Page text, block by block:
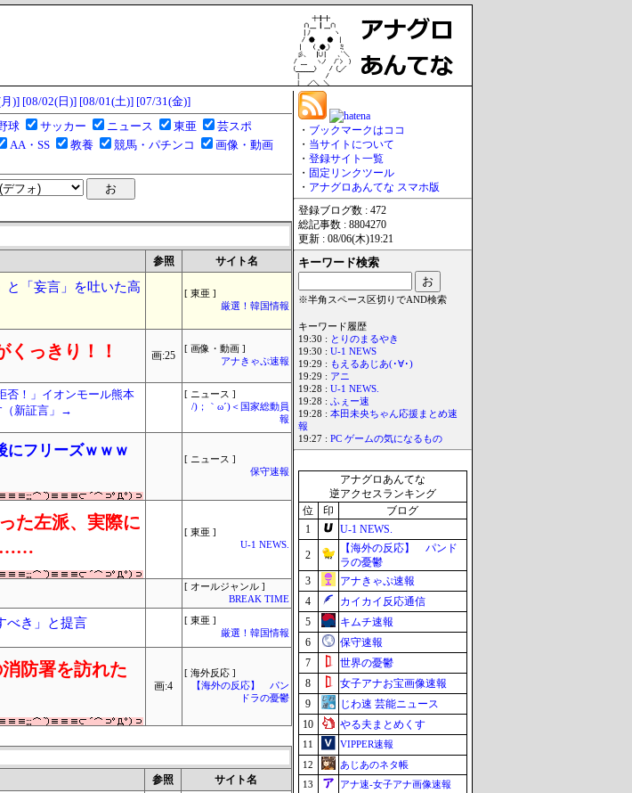
)] [08/02(日)] [08/01(土)] [07/31(金)]
球 サッカー ニュース 東亜
芸スポ
AA・SS 教養 競馬・パチンコ
画像・動画
参照 サイト名
と「妄言」を吐いた高
[ 東亜 ]
厳選！韓国情報
っきり！！ 画:25
[ 画像・動画 ]
アナきゃぷ速報
否！」イオンモール熊本
（新証言」→
[ ニュース ]
/)；｀ω´)＜国家総動員
報
にフリーズｗｗｗ
[ ニュース ]
保守速報
た左派、実際に
……
[ 東亜 ]
U-1 NEWS.
[ オールジャンル ]
BREAK TIME
べき」と提言
[ 東亜 ]
厳選！韓国情報
防署を訪れた
画:4
[ 海外反応 ]
【海外の反応】 パン
ドラの憂鬱
参照 サイト名
・ ブックマークはココ
・ 当サイトについて
・ 登録サイト一覧
・ 固定リンクツール
・ アナグロあんてな スマホ版
登録ブログ数 : 472
総記事数 : 8804270
更新 : 08/06(木)19:21
キーワード検索
※半角スペース区切りでAND検索
キーワード履歴
19:30 : とりのまるやき
19:30 : U-1 NEWS
19:29 : もえるあじあ(･∀･)
19:29 : アニ
19:28 : U-1 NEWS.
19:28 : ふぇー速
19:28 : 本田未央ちゃん応援まとめ速
報
19:27 : PC ゲームの気になるもの
アナグロあんてな
逆アクセスランキング
位
印
ブログ
1
U-1 NEWS.
2
【海外の反応】 パンド
ラの憂鬱
3
アナきゃぷ速報
4
カイカイ反応通信
5
キムチ速報
6
保守速報
7
世界の憂鬱
8
女子アナお宝画像速報
9
じわ速 芸能ニュース
10
やる夫まとめくす
11
VIPPER速報
12
あじあのネタ帳
13
アナ速‐女子アナ画像速報